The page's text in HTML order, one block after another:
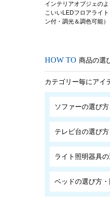
インテリアオブジェの
こいいLEDフロアライト
ン付・調光＆調色可能）
商品の選
カテゴリー毎にアイ
ソファーの選び
テレビ台の選び
ライト照明器具
ベッドの選び方